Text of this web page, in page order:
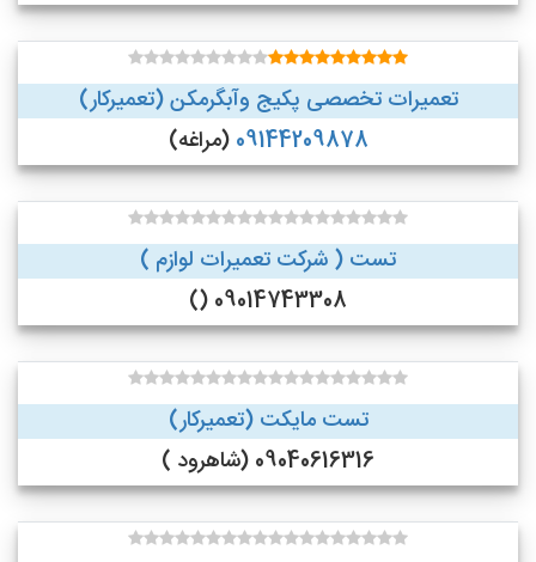
تعمیرات تخصصی پکیج وآبگرمکن (تعمیرکار)
09144209878(مراغه)
تست ( شرکت تعمیرات لوازم )
09014743308 ()
تست مایکت (تعمیرکار)
09040616316 (شاهرود )